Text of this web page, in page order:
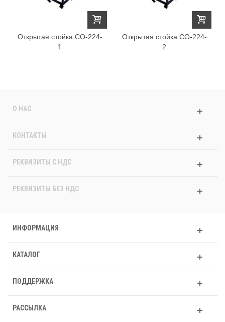
Открытая стойка СО-224-
1
Открытая стойка СО-224-
2
О НАС
КОНТАКТЫ
РЕКВИЗИТЫ C НДС
РЕКВИЗИТЫ БЕЗ НДС
ИНФОРМАЦИЯ
КАТАЛОГ
ПОДДЕРЖКА
РАССЫЛКА